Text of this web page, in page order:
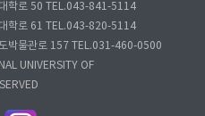
학로 50 TEL.043-841-5114
학로 61 TEL.043-820-5114
박물관로 157 TEL.031-460-0500
UNIVERSITY OF